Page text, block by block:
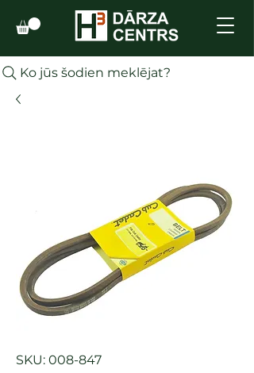
Ko jūs šodien meklējat?
SKU: 008-847